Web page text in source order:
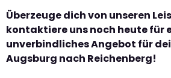
Überzeuge dich von unseren
kontaktiere uns noch heute für
unverbindliches Angebot für
Augsburg nach Reichenberg!